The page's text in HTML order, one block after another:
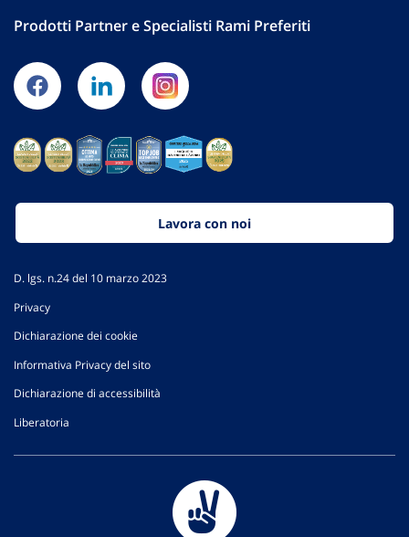
Prodotti Partner e Specialisti Rami Preferiti
Lavora con noi
D. lgs. n.24 del 10 marzo 2023
Privacy
Dichiarazione dei cookie
Informativa Privacy del sito
Dichiarazione di accessibilità
Liberatoria